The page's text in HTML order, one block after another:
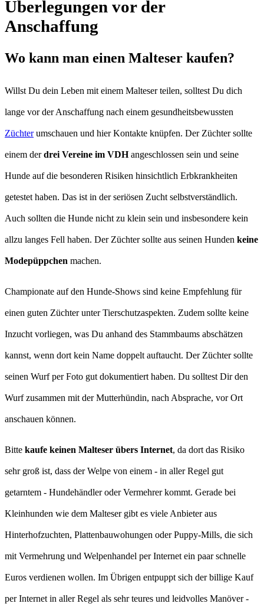
Überlegungen vor der
Anschaffung
Wo kann man einen Malteser kaufen?
Willst Du dein Leben mit einem Malteser teilen, solltest Du dich
lange vor der Anschaffung nach einem gesundheitsbewussten
Züchterumschauen und hier Kontakte knüpfen. Der Züchter sollte
einem derdrei Vereine im VDHangeschlossen sein und seine
Hunde auf die besonderen Risiken hinsichtlich Erbkrankheiten
getestet haben. Das ist in der seriösen Zucht selbstverständlich.
Auch sollten die Hunde nicht zu klein sein und insbesondere kein
allzu langes Fell haben. Der Züchter sollte aus seinen Hunden keine
Modepüppchen machen.
Championate auf den Hunde-Shows sind keine Empfehlung für
einen guten Züchter unter Tierschutzaspekten. Zudem sollte keine
Inzucht vorliegen, was Du anhand des Stammbaums abschätzen
kannst, wenn dort kein Name doppelt auftaucht. Der Züchter sollte
seinen Wurf per Foto gut dokumentiert haben. Du solltest Dir den
Wurf zusammen mit der Mutterhündin, nach Absprache, vor Ort
anschauen können.
Bitte kaufe keinen Malteser übers Internet, da dort das Risiko
sehr groß ist, dass der Welpe von einem - in aller Regel gut
getarntem - Hundehändler oder Vermehrer kommt. Gerade bei
Kleinhunden wie dem Malteser gibt es viele Anbieter aus
Hinterhofzuchten, Plattenbauwohungen oder Puppy-Mills, die sich
mit Vermehrung und Welpenhandel per Internet ein paar schnelle
Euros verdienen wollen. Im Übrigen entpuppt sich der billige Kauf
per Internet in aller Regel als sehr teures und leidvolles Manöver -